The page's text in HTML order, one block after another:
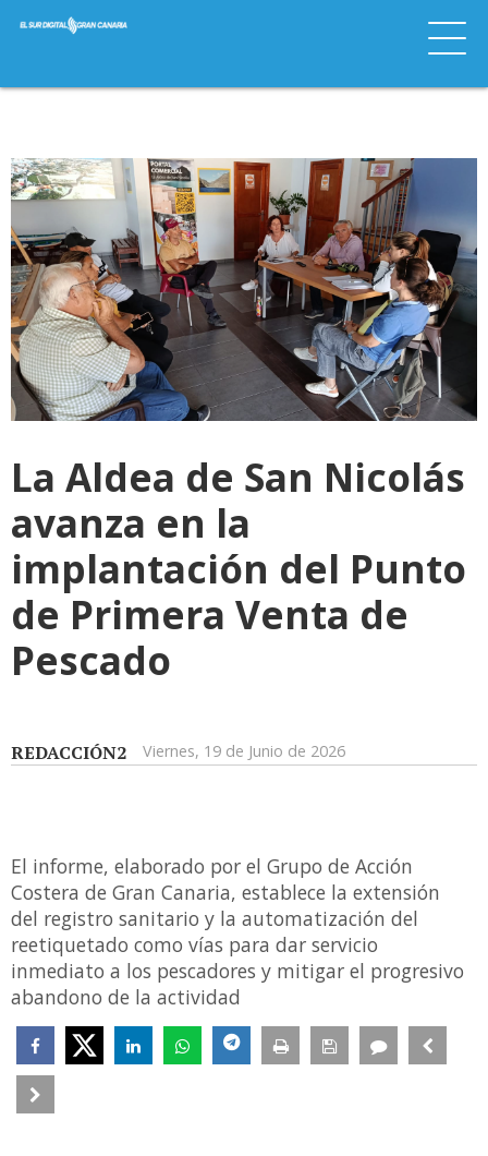
La Aldea de San Nicolás
avanza en la
implantación del Punto
de Primera Venta de
Pescado
REDACCIÓN2 Viernes, 19 de Junio de 2026
El informe, elaborado por el Grupo de Acción
Costera de Gran Canaria, establece la extensión
del registro sanitario y la automatización del
reetiquetado como vías para dar servicio
inmediato a los pescadores y mitigar el progresivo
abandono de la actividad